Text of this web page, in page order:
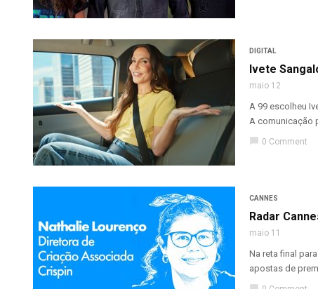
DIGITAL
Ivete
maio 12
A 99 escolheu
A comunicação
chat_bubble 0 Comment
CANNES
Radar
maio 11
Na reta final
apostas de